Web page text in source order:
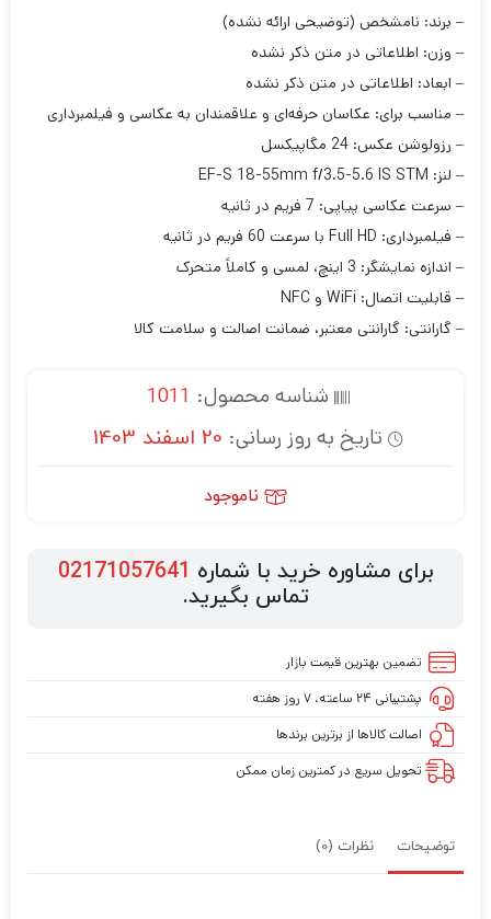
– برند: نامشخص (توضیحی ارائه نشده)
– وزن: اطلاعاتی در متن ذکر نشده
– ابعاد: اطلاعاتی در متن ذکر نشده
– مناسب برای: عکاسان حرفه‌ای و علاقمندان به عکاسی و فیلمبرداری
– رزولوشن عکس: 24 مگاپیکسل
– لنز: EF-S 18-55mm f/3.5-5.6 IS STM
– سرعت عکاسی پیاپی: 7 فریم در ثانیه
– فیلمبرداری: Full HD با سرعت 60 فریم در ثانیه
– اندازه نمایشگر: 3 اینچ، لمسی و کاملاً متحرک
– قابلیت اتصال: WiFi و NFC
– گارانتی: گارانتی معتبر، ضمانت اصالت و سلامت کالا
شناسه محصول: 1011
تاریخ به روز رسانی: 20 اسفند 1403
ناموجود
برای مشاوره خرید با شماره 02171057641
تماس بگیرید.
تضمین بهترین قیمت بازار
پشتیبانی ۲۴ ساعته، ۷ روز هفته
اصالت کالاها از برترین برندها
تحویل سریع در کمترین زمان ممکن
توضیحات نظرات (0)